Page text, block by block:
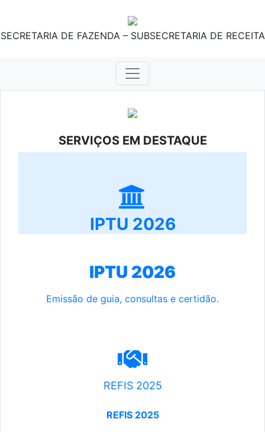
SECRETARIA DE FAZENDA – SUBSECRETARIA DE RECEITA
SERVIÇOS EM DESTAQUE
IPTU 2026
IPTU 2026
Emissão de guia, consultas e certidão.
REFIS 2025
REFIS 2025